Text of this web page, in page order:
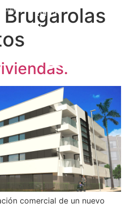
EN FR
ES
Brugarolas
comercial de un nuevo